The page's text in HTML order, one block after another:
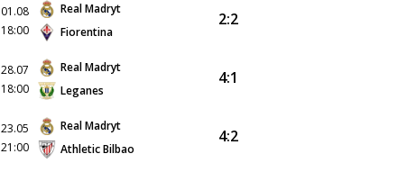
01.08
18:00
Real Madryt
Fiorentina
2:2
28.07
18:00
Real Madryt
Leganes
4:1
23.05
21:00
Real Madryt
Athletic Bilbao
4:2